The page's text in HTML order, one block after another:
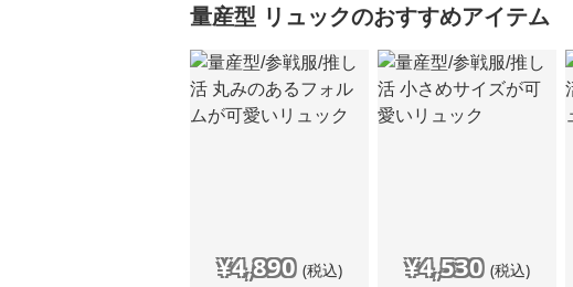
量産型 リュックのおすすめアイテム
¥4,890 (税込) ¥4,530 (税込)